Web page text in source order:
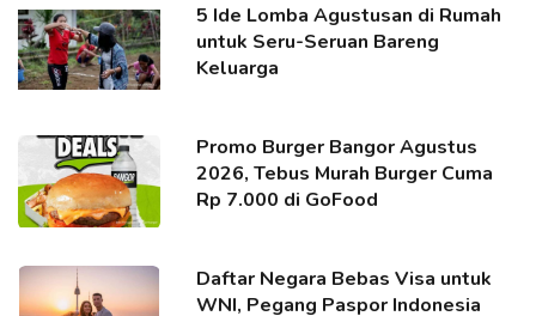
5 Ide Lomba Agustusan di Rumah
untuk Seru-Seruan Bareng
Keluarga
Promo Burger Bangor Agustus
2026, Tebus Murah Burger Cuma
Rp 7.000 di GoFood
Daftar Negara Bebas Visa untuk
WNI, Pegang Paspor Indonesia